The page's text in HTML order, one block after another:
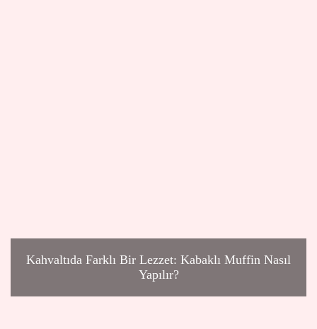
Kahvaltıda Farklı Bir Lezzet: Kabaklı Muffin Nasıl
Yapılır?